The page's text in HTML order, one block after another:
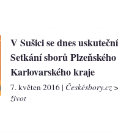
V Sušici se dnes
Setkání sborů
Karlovarského kraje
7. květen 2016 | Českésbory.cz
život